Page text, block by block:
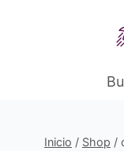
Inicio / Shop /